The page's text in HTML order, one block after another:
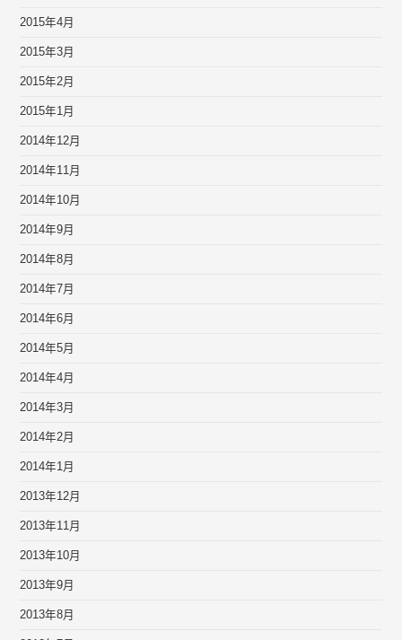
2015年4月
2015年3月
2015年2月
2015年1月
2014年12月
2014年11月
2014年10月
2014年9月
2014年8月
2014年7月
2014年6月
2014年5月
2014年4月
2014年3月
2014年2月
2014年1月
2013年12月
2013年11月
2013年10月
2013年9月
2013年8月